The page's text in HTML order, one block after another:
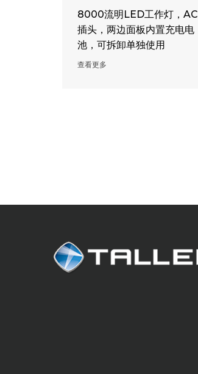
8000流明LED工作灯，AC
插头，两边面板内置充电电
池，可拆卸单独使用
查看更多